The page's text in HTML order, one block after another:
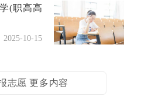
(职高高
2025-10-15
志愿 更多内容